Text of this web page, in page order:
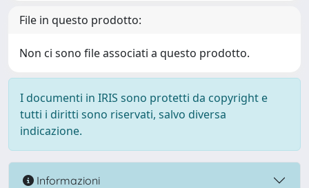
File in questo prodotto:
Non ci sono file associati a questo prodotto.
I documenti in IRIS sono protetti da copyright e
tutti i diritti sono riservati, salvo diversa
indicazione.
Informazioni